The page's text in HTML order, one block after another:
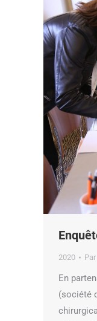
2020 Par
En
(société